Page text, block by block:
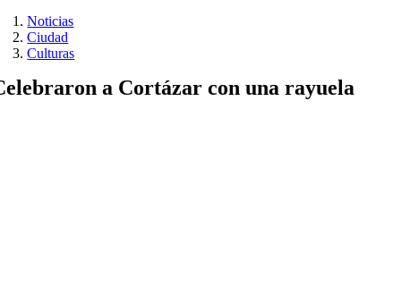
Noticias
Ciudad
Culturas
a Cortázar con una rayuela